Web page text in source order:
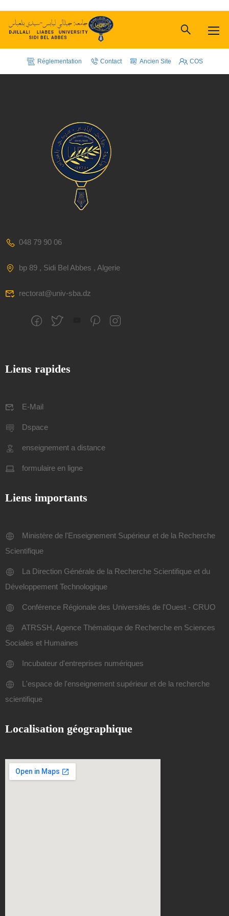
Réglementation Contact Ancien Site COS
048 79 90 06
bp 89 , Sidi Bel Abbes , Algerie
rectorat@univ-sba.dz
Liens rapides
E-Mail
Dspace
enseignement a distance
formulaire en ligne
Liens importants
Ministère de l'Enseignement Supérieur et de la Recherche
Scientifique
La Direction Générale de la Recherche Scientifique et du
Développement Technologique
Conférence Régionale des Universités de l'Ouest - CRUO
ATRSSH, Agence Thématique de Recherche en Sciences
Sociales et Humaines
Incubateur d'entreprises numériques
L'espace de l'enseignement supérieur et de la recherche
scientifique
Localisation géographique